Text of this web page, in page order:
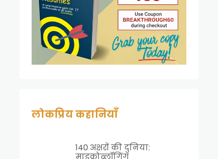
लोकप्रिय कहानियाँ
140 अक्षरों की दुनिया: